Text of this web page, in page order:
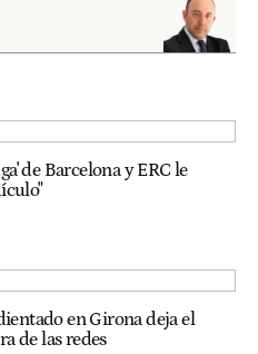
de Barcelona y ERC le
en Girona deja el
de las redes